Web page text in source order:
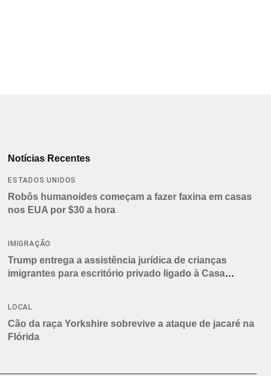
Notícias Recentes
ESTADOS UNIDOS
Robôs humanoides começam a fazer faxina em casas
nos EUA por $30 a hora
IMIGRAÇÃO
Trump entrega a assistência jurídica de crianças
imigrantes para escritório privado ligado à Casa
LOCAL
Cão da raça Yorkshire sobrevive a ataque de jacaré na
Flórida